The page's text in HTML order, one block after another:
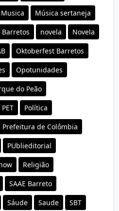
Musica Música sertaneja
novela Novela
Oktoberfest Barretos
Opotunidades
do Peão
PET Política
Prefeitura de Colômbia
PUblieditorial
Religião
SAAE Barreto
Sáude Saude SBT